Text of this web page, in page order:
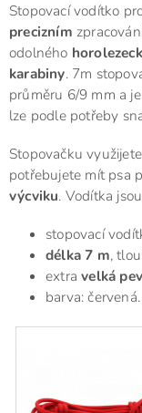
Stopovací vodítko
precizním
odolného
karabiny. 7m
průměru 6/9 mm a
lze podle potřeby
Stopovačku
potřebujete mít psa
výcviku. Vodítka
stopovací
délka 7 m,
extravelká
barva: červená.